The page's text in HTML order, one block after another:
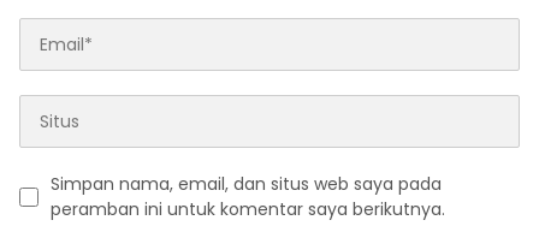
Simpan nama, email, dan situs web saya pada
peramban ini untuk komentar saya berikutnya.